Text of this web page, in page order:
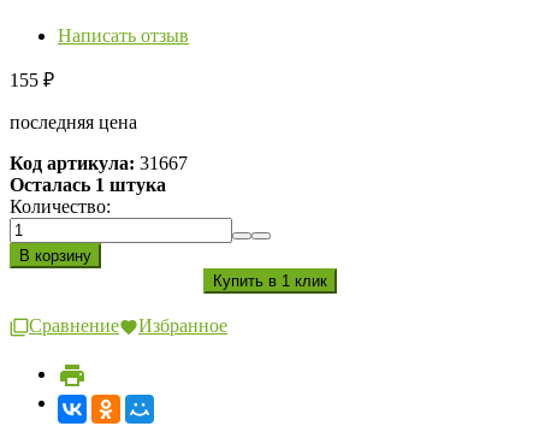
Написать отзыв
155 ₽
последняя цена
Код артикула: 31667
Осталась 1 штука
Количество:
Сравнение Избранное